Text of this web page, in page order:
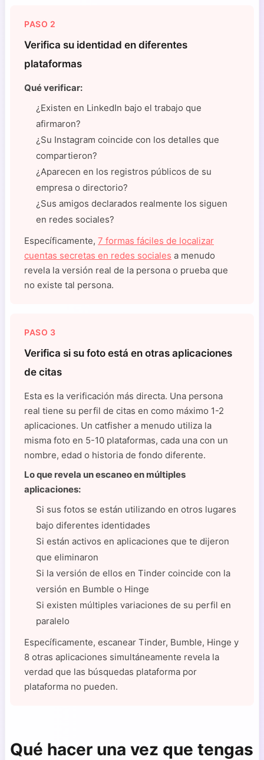
PASO 2
Verifica su identidad en diferentes
plataformas
Qué verificar:
¿Existen en LinkedIn bajo el trabajo que
afirmaron?
¿Su Instagram coincide con los detalles que
compartieron?
¿Aparecen en los registros públicos de su
empresa o directorio?
¿Sus amigos declarados realmente los siguen
en redes sociales?
Específicamente, 7 formas fáciles de localizar
cuentas secretas en redes sociales a menudo
revela la versión real de la persona o prueba que
no existe tal persona.
PASO 3
Verifica si su foto está en otras aplicaciones
de citas
Esta es la verificación más directa. Una persona
real tiene su perfil de citas en como máximo 1-2
aplicaciones. Un catfisher a menudo utiliza la
misma foto en 5-10 plataformas, cada una con un
nombre, edad o historia de fondo diferente.
Lo que revela un escaneo en múltiples
aplicaciones:
Si sus fotos se están utilizando en otros lugares
bajo diferentes identidades
Si están activos en aplicaciones que te dijeron
que eliminaron
Si la versión de ellos en Tinder coincide con la
versión en Bumble o Hinge
Si existen múltiples variaciones de su perfil en
paralelo
Específicamente, escanear Tinder, Bumble, Hinge y
8 otras aplicaciones simultáneamente revela la
verdad que las búsquedas plataforma por
plataforma no pueden.
Qué hacer una vez que tengas